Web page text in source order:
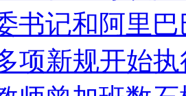
书记和阿里
项新规开始